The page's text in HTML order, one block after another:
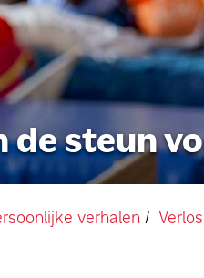
de steun
verhalen